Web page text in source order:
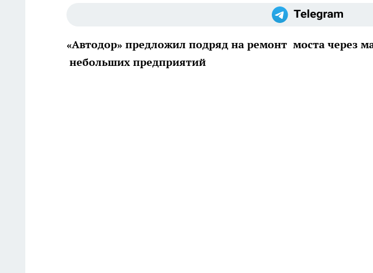
«Автодор» предложил подряд на ремонт моста через
небольших предприятий